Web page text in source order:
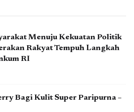
Menuju Kekuatan Politik
Rakyat Tempuh Langkah
RI
Bagi Kulit Super Paripurna –